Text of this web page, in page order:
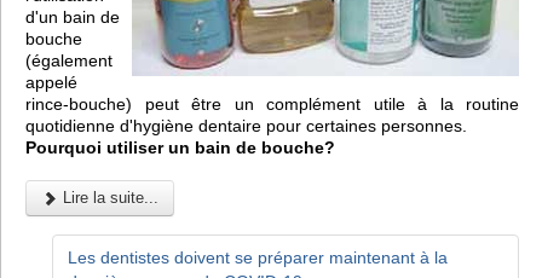
d'un bain de
bouche
(également
appelé
rince-bouche) peut être un complément utile à la routine
quotidienne d'hygiène dentaire pour certaines personnes.
Pourquoi utiliser un bain de bouche?
Lire la suite...
Les dentistes doivent se préparer maintenant à la